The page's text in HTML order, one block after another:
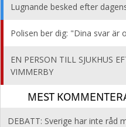
Lugnande besked efter
Polisen ber dig: "Dina svar är
EN PERSON TILL SJUKHUS
VIMMERBY
MEST
DEBATT: Sverige har inte råd